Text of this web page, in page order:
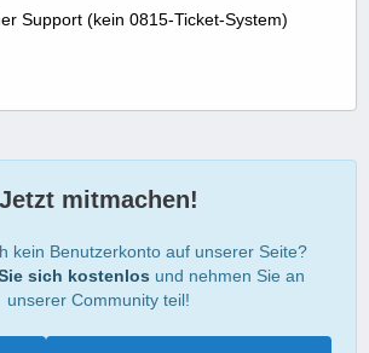
Support (kein 0815-Ticket-System)
Jetzt mitmachen!
kein Benutzerkonto auf unserer Seite?
sich kostenlos und nehmen Sie an
unserer Community teil!